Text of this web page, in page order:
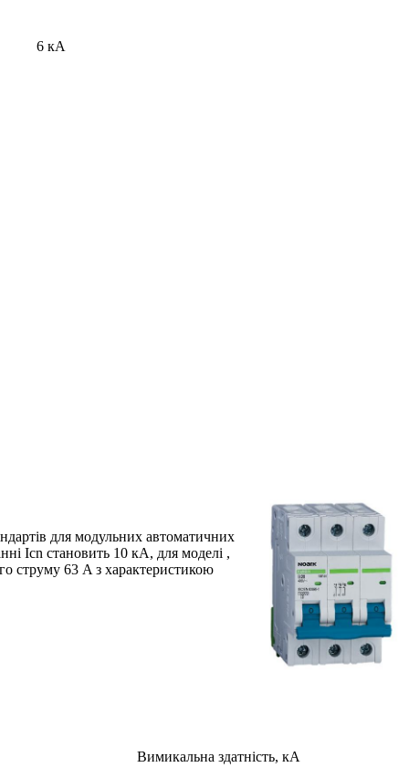
6 кА
для модульних автоматичних
Icn становить 10 кА, для моделі ,
струму 63 A з характеристикою
Вимикальна здатність, кА